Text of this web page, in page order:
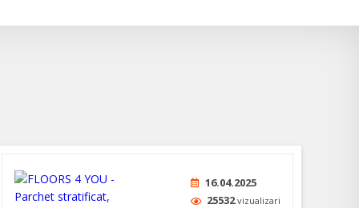
16.04.2025
25532vizualizari